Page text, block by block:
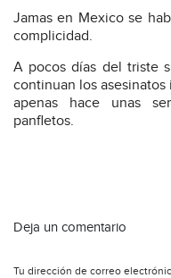
Jamas en Mexico se
complicidad.
A pocos días del triste
continuan los
apenas hace unas
panfletos.
Deja un comentario
Tu dirección de correo